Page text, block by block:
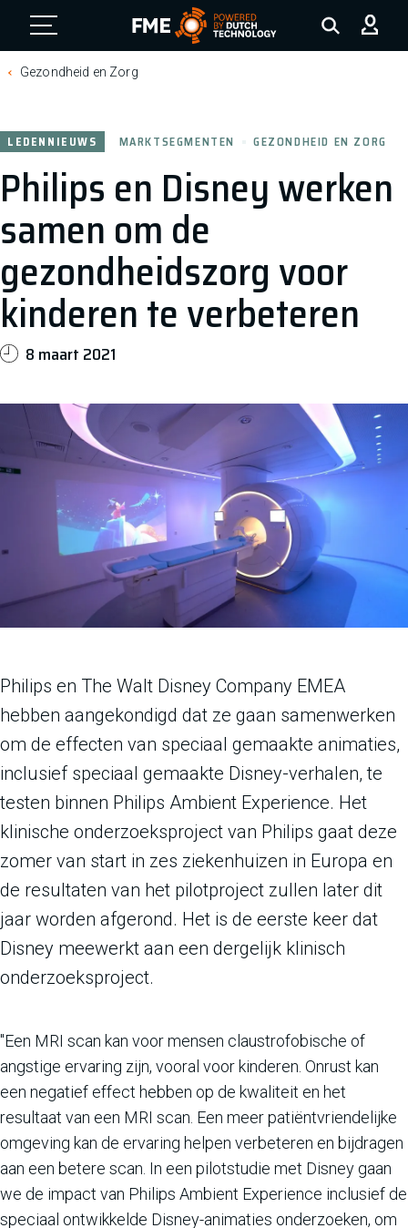
FME Logo, to the homepage
Gezondheid en Zorg
Philips en Disney werken
samen om de
gezondheidszorg voor
kinderen te verbeteren
LEDENNIEUWS MARKTSEGMENTEN GEZONDHEID EN ZORG
8 maart 2021
Philips en The Walt Disney Company EMEA
hebben aangekondigd dat ze gaan samenwerken
om de effecten van speciaal gemaakte animaties,
inclusief speciaal gemaakte Disney-verhalen, te
testen binnen Philips Ambient Experience. Het
klinische onderzoeksproject van Philips gaat deze
zomer van start in zes ziekenhuizen in Europa en
de resultaten van het pilotproject zullen later dit
jaar worden afgerond. Het is de eerste keer dat
Disney meewerkt aan een dergelijk klinisch
onderzoeksproject.
"Een MRI scan kan voor mensen claustrofobische of
angstige ervaring zijn, vooral voor kinderen. Onrust kan
een negatief effect hebben op de kwaliteit en het
resultaat van een MRI scan. Een meer patiëntvriendelijke
omgeving kan de ervaring helpen verbeteren en bijdragen
aan een betere scan. In een pilotstudie met Disney gaan
we de impact van Philips Ambient Experience inclusief de
speciaal ontwikkelde Disney-animaties onderzoeken, om